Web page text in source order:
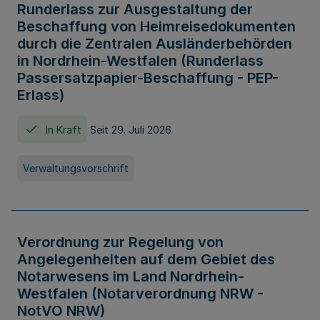
Runderlass zur Ausgestaltung der
Beschaffung von Heimreisedokumenten
durch die Zentralen Ausländerbehörden
in Nordrhein-Westfalen (Runderlass
Passersatzpapier-Beschaffung - PEP-
Erlass)
In Kraft Seit 29. Juli 2026
Verwaltungsvorschrift
Verordnung zur Regelung von
Angelegenheiten auf dem Gebiet des
Notarwesens im Land Nordrhein-
Westfalen (Notarverordnung NRW -
NotVO NRW)